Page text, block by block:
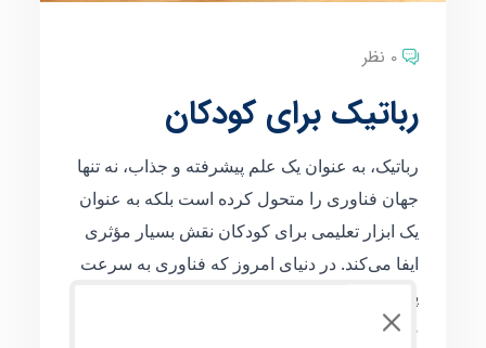
0 نظر
رباتیک برای کودکان
رباتیک، به عنوان یک علم پیشرفته و جذاب، نه تنها
جهان فناوری را متحول کرده است بلکه به عنوان
یک ابزار تعلیمی برای کودکان نقش بسیار مؤثری
ایفا می‌کند. در دنیای امروز که فناوری به سرعت
پیشرفت می‌کند، آشنایی با رباتیک نه تنها یک
ضرورت بلکه یک فرصت برای توسعه فکری،